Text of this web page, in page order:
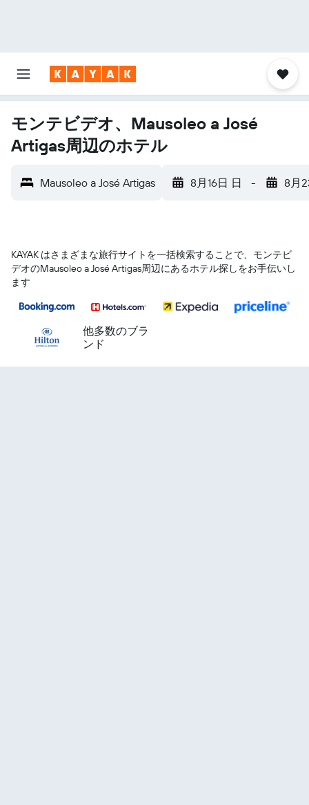
モンテビデオ、Mausoleo a José
Artigas周辺のホテル
Mausoleo a José Artigas 8月16日 日 - 8月
KAYAK はさまざまな旅行サイトを一括検索することで、モンテビ
デオ​のMausoleo a José Artigas​周辺にあるホテル探しをお手伝いし
ます
他多数のブラ
ンド